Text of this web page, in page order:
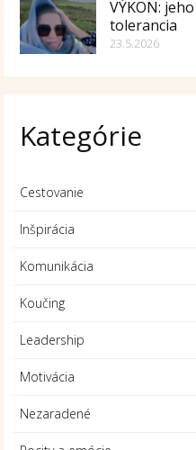
VÝKON:
tolerancia
23.5.2026
Kategórie
Cestovanie
Inšpirácia
Komunikácia
Koučing
Leadership
Motivácia
Nezaradené